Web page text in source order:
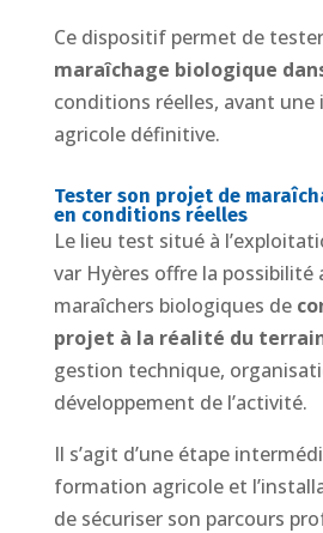
Ce dispositif permet de
maraîchage biologique
conditions réelles, avant
agricole définitive.
Tester son projet de
en conditions réelles
Le lieu test situé à
var Hyères offre la
maraîchers biologiques de
projet à la réalité du
gestion technique,
développement de l’activité.
Il s’agit d’une étape
formation agricole et
de sécuriser son parcours